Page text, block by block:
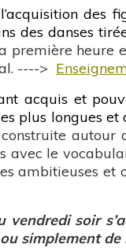
des
des danses
première
---->
acquis et
plus longues et
avec le
ambitieuses
soir
simplement